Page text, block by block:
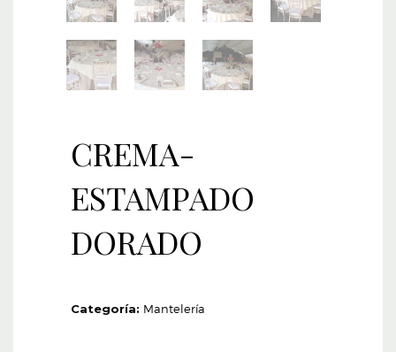
CREMA-
ESTAMPADO
DORADO
Categoría: Mantelería